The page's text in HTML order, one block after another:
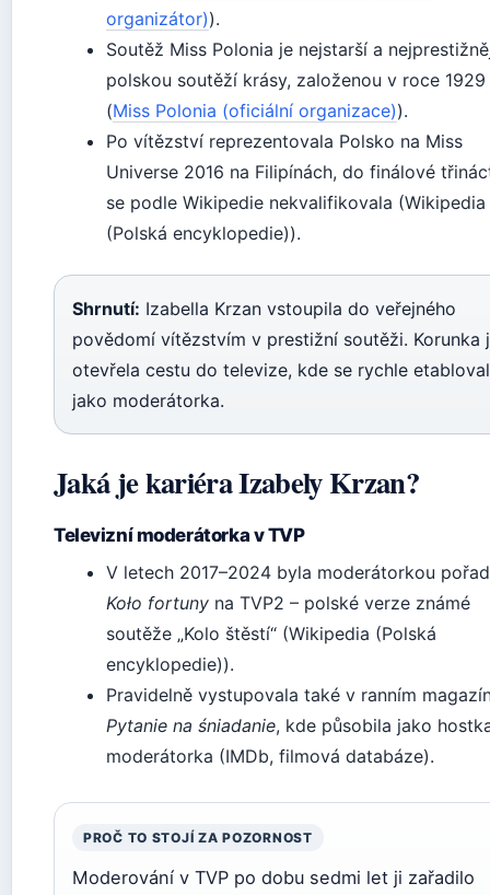
organizátor)).
Soutěž Miss Polonia je nejstarší a
polskou soutěží krásy, založenou v roce 1929
(Miss Polonia (oficiální organizace)).
Po vítězství reprezentovala Polsko na Miss
Universe 2016 na Filipínách, do finálové
se podle Wikipedie nekvalifikovala (Wikipedia
(Polská encyklopedie)).
Shrnutí: Izabella Krzan vstoupila do veřejného
povědomí vítězstvím v prestižní soutěži. Korunka
otevřela cestu do televize, kde se rychle
jako moderátorka.
Jaká je kariéra Izabely Krzan?
Televizní moderátorka v TVP
V letech 2017–2024 byla moderátorkou
Koło fortuny na TVP2 – polské verze známé
soutěže „Kolo štěstí“ (Wikipedia (Polská
encyklopedie)).
Pravidelně vystupovala také v ranním
Pytanie na śniadanie, kde působila jako
moderátorka (IMDb, filmová databáze).
PROČ TO STOJÍ ZA POZORNOST
Moderování v TVP po dobu sedmi let ji zařadilo